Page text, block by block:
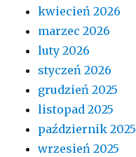
kwiecień 2026
marzec 2026
luty 2026
styczeń 2026
grudzień 2025
listopad 2025
październik 2025
wrzesień 2025